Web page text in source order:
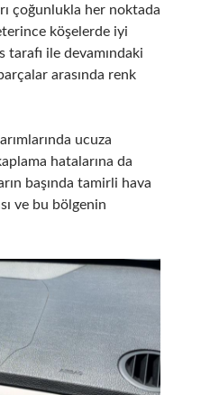
çoğunlukla her noktada
köşelerde iyi
tarafı ile devamındaki
arasında renk
ucuza
hatalarına da
başında tamirli hava
ve bu bölgenin